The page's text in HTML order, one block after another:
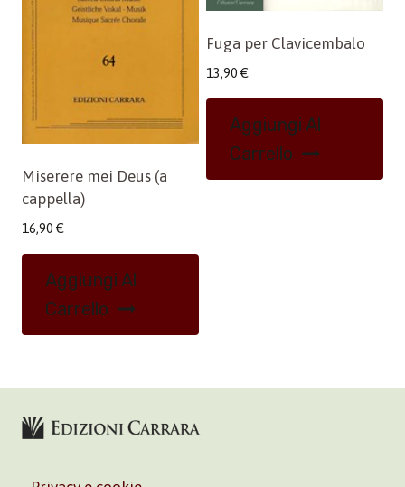
Miserere mei Deus (a
cappella)
16,90 €
Aggiungi Al
Carrello
Fuga per Clavicembalo
13,90 €
Aggiungi Al
Carrello